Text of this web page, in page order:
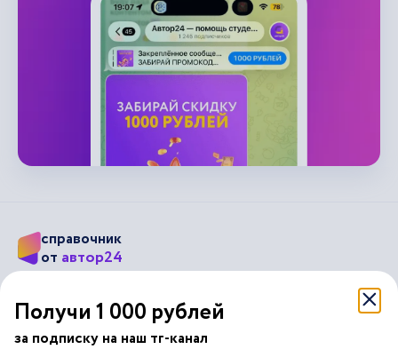
справочник
от автор24
Подписывайся на наши соц. сети
Получи 1 000 рублей
за подписку на наш тг-канал